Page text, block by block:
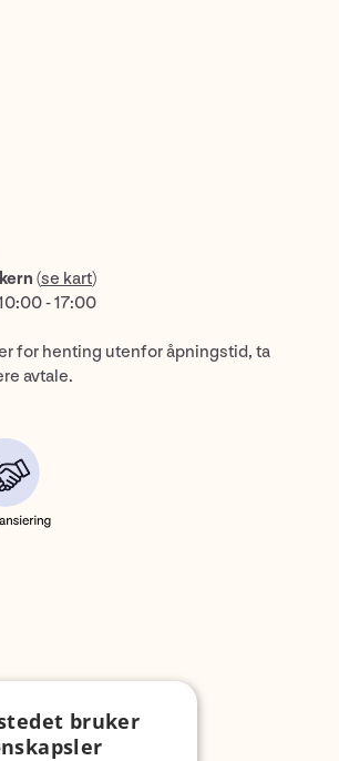
(se kart)
- 17:00
for henting utenfor åpningstid, ta
avtale.
bruker